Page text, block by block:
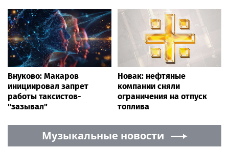
Внуково: Макаров
инициировал запрет
работы таксистов-
"зазывал"
Новак: нефтяные
компании сняли
ограничения на отпуск
топлива
Музыкальные новости